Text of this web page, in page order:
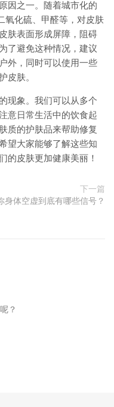
因之一。随着城市化的
氧化硫、甲醛等，对皮肤
肤表面形成屏障，阻碍
了避免这种情况，建议
外，同时可以使用一些
皮肤。
现象。我们可以从多个
意日常生活中的饮食起
质的护肤品来帮助修复
望大家能够了解这些知
的皮肤更加健康美丽！
下一篇
身体空虚到底有哪些信号？
？